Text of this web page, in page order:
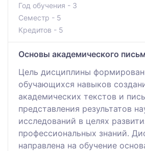
Год обучения - 3
Семестр - 5
Кредитов - 5
Основы академического
Цель дисциплины
обучающихся навыков
академических текстов и
представления результатов
исследований в целях
профессиональных знаний.
направлена на обучение